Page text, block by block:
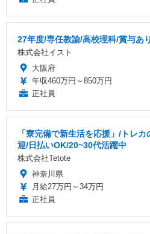
27年度/専任教諭/高校理科/賞与あ
株式会社イスト
大阪府
年収460万円～850万円
正社員
「寮完備で新生活を応援」/トレ
迎/日払いOK/20~30代活躍中
株式会社Tetote
神奈川県
月給27万円～34万円
正社員